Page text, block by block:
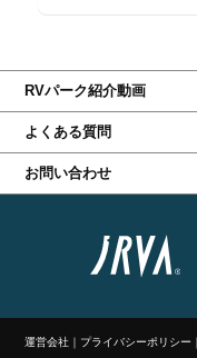
RVパーク紹介動画
よくある質問
お問い合わせ
運営会社 ｜ プライバシーポリシー